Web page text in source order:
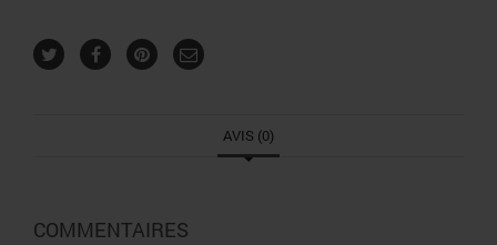
AVIS (0)
COMMENTAIRES